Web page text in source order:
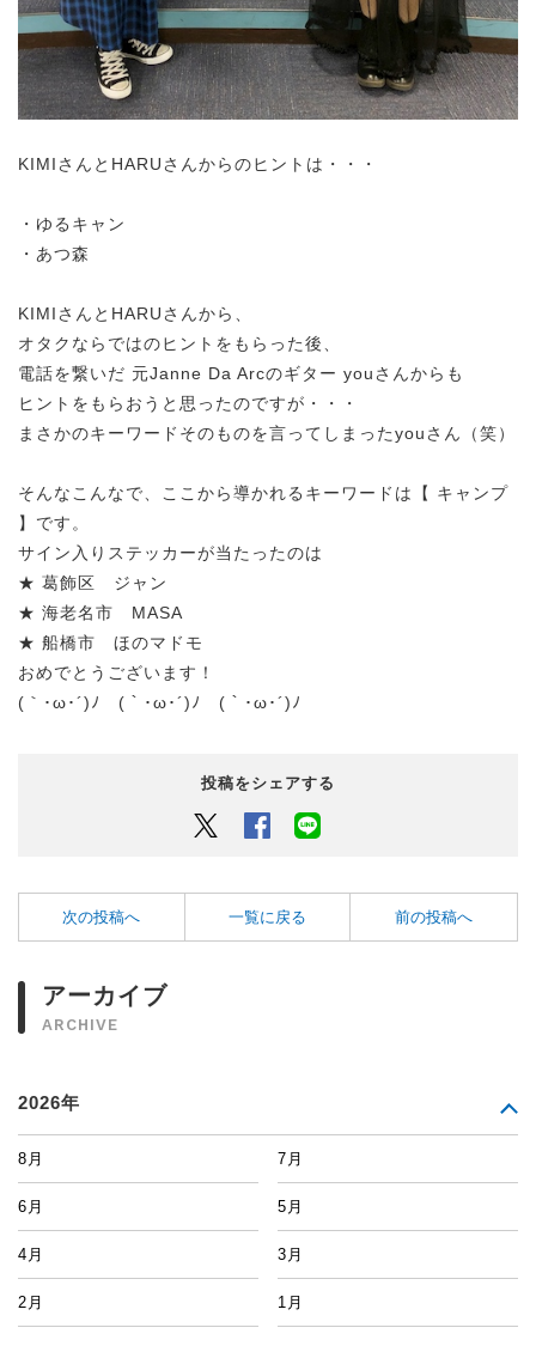
KIMIさんとHARUさんからのヒントは・・・
・ゆるキャン
・あつ森
KIMIさんとHARUさんから、
オタクならではのヒントをもらった後、
電話を繋いだ 元Janne Da Arcのギター youさんからも
ヒントをもらおうと思ったのですが・・・
まさかのキーワードそのものを言ってしまったyouさん（笑）
そんなこんなで、ここから導かれるキーワードは【 キャンプ
】です。
サイン入りステッカーが当たったのは
★ 葛飾区 ジャン
★ 海老名市 MASA
★ 船橋市 ほのマドモ
おめでとうございます！
(｀･ω･´)ﾉ (｀･ω･´)ﾉ (｀･ω･´)ﾉ
投稿をシェアする
Twitter Facebook
次の投稿へ 一覧に戻る 前の投稿へ
アーカイブ
ARCHIVE
2026年
8月 7月
6月 5月
4月 3月
2月 1月